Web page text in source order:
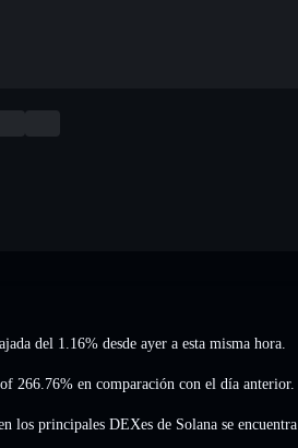
del 1.16% desde ayer a esta misma hora.
266.76% en comparación con el día anterior.
los principales DEXes de Solana se encuentra